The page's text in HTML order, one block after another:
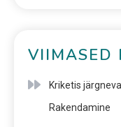
VIIMASED
Kriketis
Rakendamine